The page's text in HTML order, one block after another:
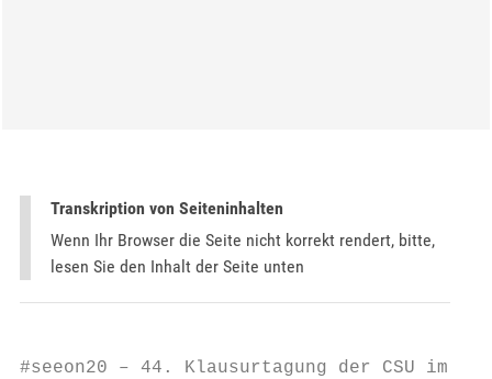
Transkription von Seiteninhalten
Wenn Ihr Browser die Seite nicht korrekt rendert, bitte,
lesen Sie den Inhalt der Seite unten
#seeon20 – 44. Klausurtagung der CSU im